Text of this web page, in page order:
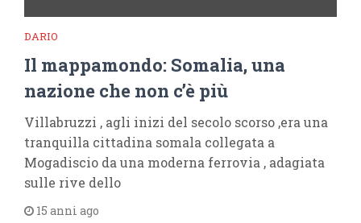
DARIO
Il mappamondo: Somalia, una
nazione che non c’è più
Villabruzzi , agli inizi del secolo scorso ,era una
tranquilla cittadina somala collegata a
Mogadiscio da una moderna ferrovia , adagiata
sulle rive dello
15 anni ago